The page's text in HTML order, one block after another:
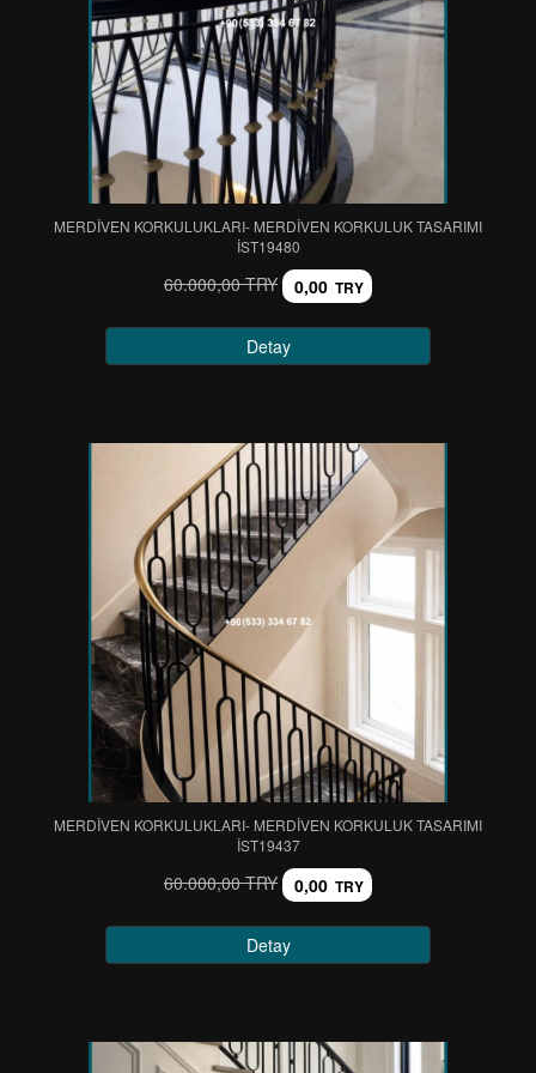
MERDİVEN KORKULUKLARI- MERDİVEN KORKULUK TASARIMI
IST19480
60.000,00 TRY 0,00 TRY
Detay
MERDİVEN KORKULUKLARI- MERDİVEN KORKULUK TASARIMI
IST19437
60.000,00 TRY 0,00 TRY
Detay